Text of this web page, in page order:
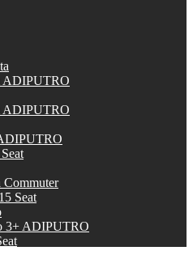
ADIPUTRO
ADIPUTRO
Commuter
Seat
3+ ADIPUTRO